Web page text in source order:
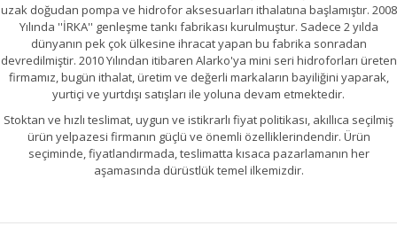
uzak doğudan pompa ve hidrofor aksesuarları ithalatına başlamıştır. 2008
Yılında ''İRKA'' genleşme tankı fabrikası kurulmuştur. Sadece 2 yılda
dünyanın pek çok ülkesine ihracat yapan bu fabrika sonradan
devredilmiştir. 2010 Yılından itibaren Alarko'ya mini seri hidroforları üreten
firmamız, bugün ithalat, üretim ve değerli markaların bayiliğini yaparak,
yurtiçi ve yurtdışı satışları ile yoluna devam etmektedir.
Stoktan ve hızlı teslimat, uygun ve istikrarlı fiyat politikası, akıllıca seçilmiş
ürün yelpazesi firmanın güçlü ve önemli özelliklerindendir. Ürün
seçiminde, fiyatlandırmada, teslimatta kısaca pazarlamanın her
aşamasında dürüstlük temel ilkemizdir.